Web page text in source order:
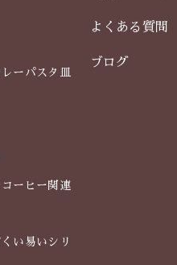
ーパスタ皿
ーヒー関連
い易いシリ
よくある質問
ブログ